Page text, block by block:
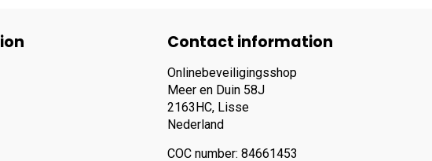
Contact information
Onlinebeveiligingsshop
Meer en Duin 58J
2163HC, Lisse
Nederland
COC number: 84661453